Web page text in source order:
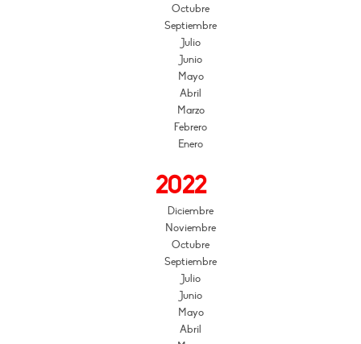
Octubre
Septiembre
Julio
Junio
Mayo
Abril
Marzo
Febrero
Enero
2022
Diciembre
Noviembre
Octubre
Septiembre
Julio
Junio
Mayo
Abril